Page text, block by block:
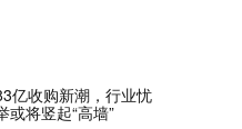
亿收购新潮，行业忧
或将竖起“高墙”